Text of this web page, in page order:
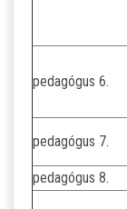
pedagógus 6.
pedagógus 7.
pedagógus 8.